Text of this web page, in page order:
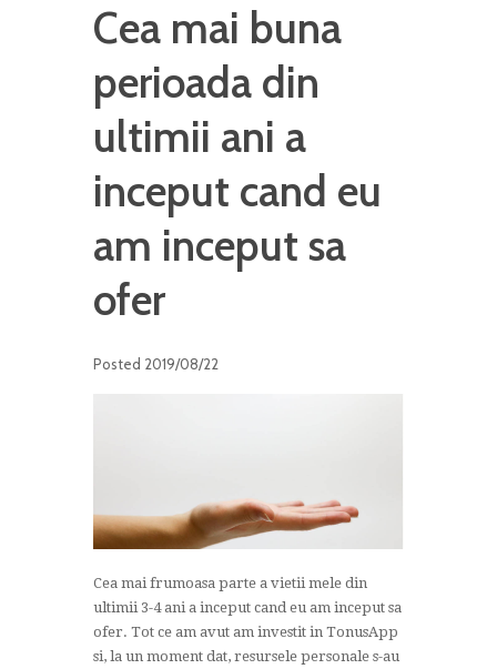
Cea mai buna
perioada din
ultimii ani a
inceput cand eu
am inceput sa
ofer
Posted 2019/08/22
Cea mai frumoasa parte a vietii mele din
ultimii 3-4 ani a inceput cand eu am inceput sa
ofer. Tot ce am avut am investit in TonusApp
si, la un moment dat, resursele personale s-au